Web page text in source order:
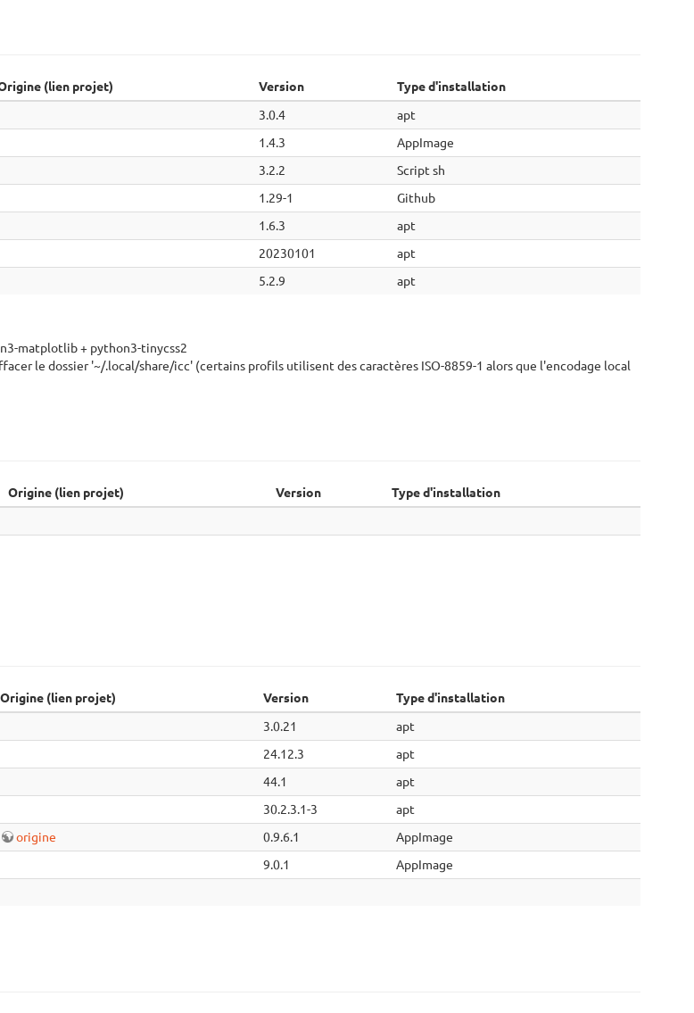
(lien projet) Version
Type d'installation
3.0.4
apt
1.4.3
AppImage
3.2.2
Script sh
1.29-1
Github
1.6.3
apt
20230101
apt
5.2.9 apt
matplotlib + python3-tinycss2
le dossier '~/.local/share/icc' (certains profils utilisent des caractères ISO-8859-1 alors que l'encodage local
Origine (lien projet) Version
Type d'installation
Origine (lien projet) Version
Type d'installation
3.0.21
apt
24.12.3
apt
44.1
apt
30.2.3.1-3
apt
origine 0.9.6.1
AppImage
9.0.1
AppImage